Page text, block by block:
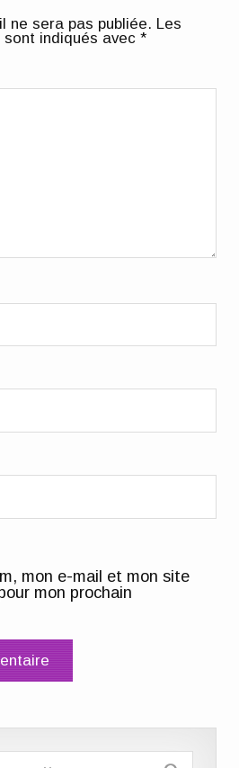
ne sera pas publiée. Les
sont indiqués avec*
mon e-mail et mon site
mon prochain